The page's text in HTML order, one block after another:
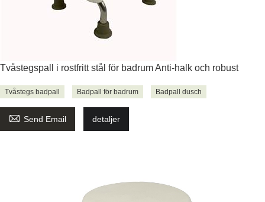
Tvåstegspall i rostfritt stål för badrum Anti-halk och robust
Tvåstegs badpall Badpall för badrum Badpall dusch
 Send Email detaljer